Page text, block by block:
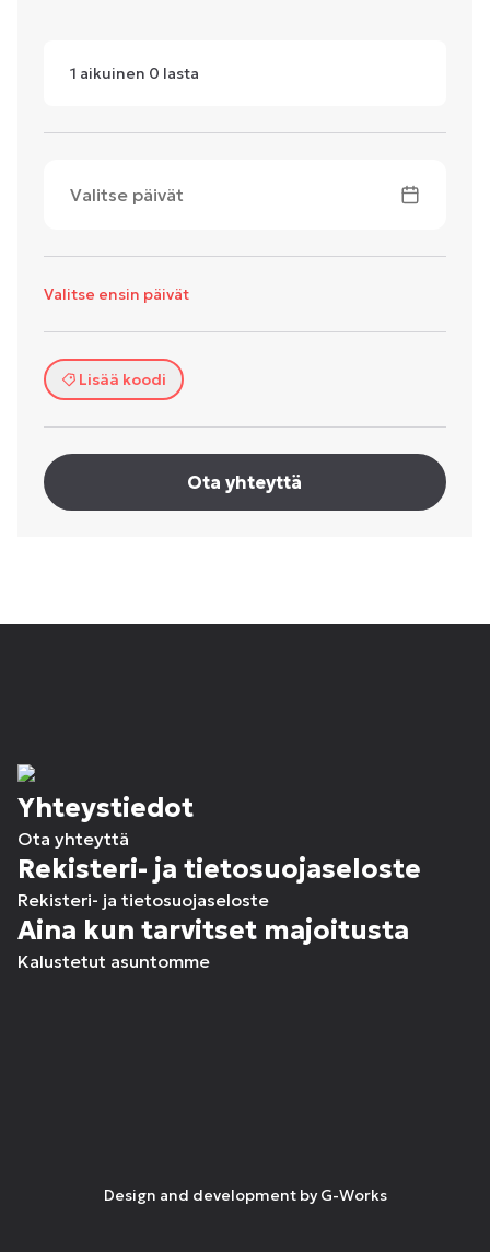
1 aikuinen 0 lasta
Valitse päivät
Valitse ensin päivät
Lisää koodi
Ota yhteyttä
Yhteystiedot
Ota yhteyttä
Rekisteri- ja tietosuojaseloste
Rekisteri- ja tietosuojaseloste
Aina kun tarvitset majoitusta
Kalustetut asuntomme
Design and development by G-Works